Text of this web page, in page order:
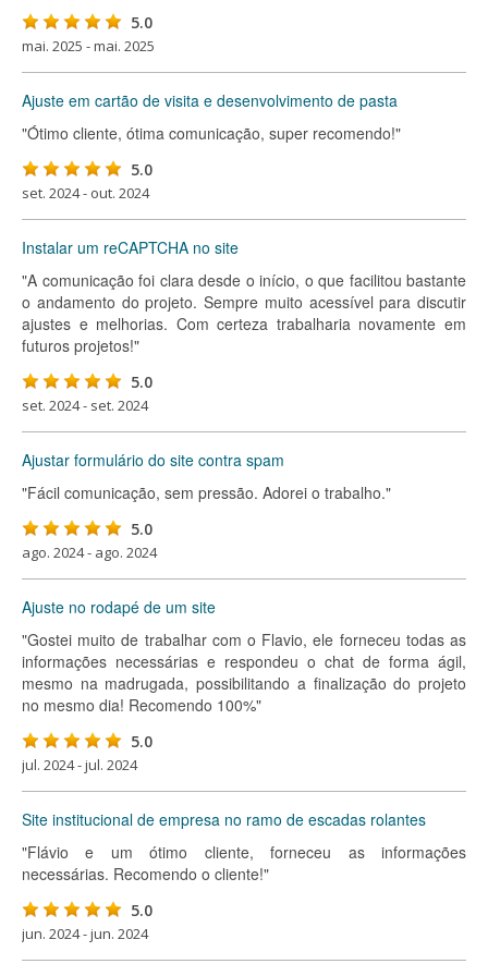
5.0
mai. 2025 - mai. 2025
Ajuste em cartão de visita e desenvolvimento de pasta
"Ótimo cliente, ótima comunicação, super recomendo!"
5.0
set. 2024 - out. 2024
Instalar um reCAPTCHA no site
"A comunicação foi clara desde o início, o que facilitou bastante
o andamento do projeto. Sempre muito acessível para discutir
ajustes e melhorias. Com certeza trabalharia novamente em
futuros projetos!"
5.0
set. 2024 - set. 2024
Ajustar formulário do site contra spam
"Fácil comunicação, sem pressão. Adorei o trabalho."
5.0
ago. 2024 - ago. 2024
Ajuste no rodapé de um site
"Gostei muito de trabalhar com o Flavio, ele forneceu todas as
informações necessárias e respondeu o chat de forma ágil,
mesmo na madrugada, possibilitando a finalização do projeto
no mesmo dia! Recomendo 100%"
5.0
jul. 2024 - jul. 2024
Site institucional de empresa no ramo de escadas rolantes
"Flávio e um ótimo cliente, forneceu as informações
necessárias. Recomendo o cliente!"
5.0
jun. 2024 - jun. 2024